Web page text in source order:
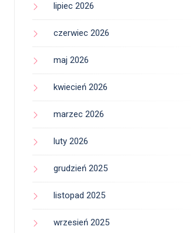
lipiec 2026
czerwiec 2026
maj 2026
kwiecień 2026
marzec 2026
luty 2026
grudzień 2025
listopad 2025
wrzesień 2025